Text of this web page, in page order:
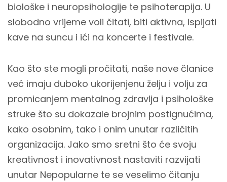
biološke i neuropsihologije te psihoterapija. U
slobodno vrijeme voli čitati, biti aktivna, ispijati
kave na suncu i ići na koncerte i festivale.
Kao što ste mogli pročitati, naše nove članice
već imaju duboko ukorijenjenu želju i volju za
promicanjem mentalnog zdravlja i psihološke
struke što su dokazale brojnim postignućima,
kako osobnim, tako i onim unutar različitih
organizacija. Jako smo sretni što će svoju
kreativnost i inovativnost nastaviti razvijati
unutar Nepopularne te se veselimo čitanju